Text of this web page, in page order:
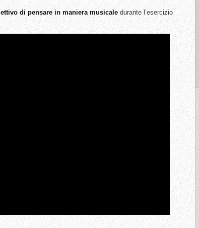
di pensare in maniera musicaledurante l’esercizio